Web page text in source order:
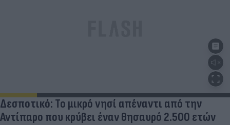
Δεσποτικό: Το μικρό νησί απέναντι από την
Αντίπαρο που κρύβει έναν θησαυρό 2.500 ετών